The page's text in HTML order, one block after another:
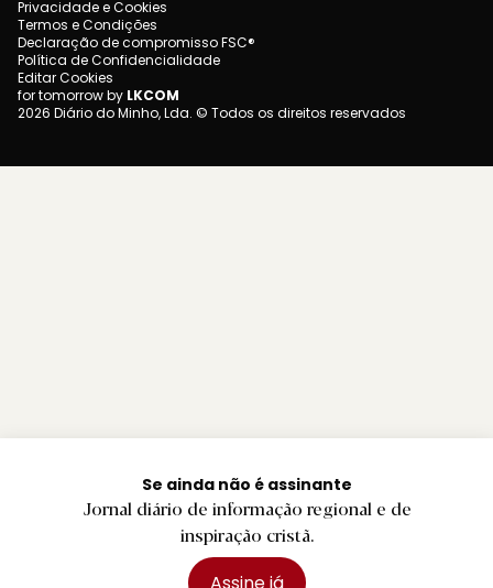
Se ainda não é assinante
Jornal diário de informação regional e de
inspiração cristã.
Privacidade e Cookies
Termos e Condições
Declaração de compromisso FSC®
Política de Confidencialidade
Editar Cookies
for tomorrow by LKCOM
2026 Diário do Minho, Lda. © Todos os direitos reservados